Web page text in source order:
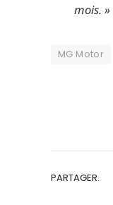
mois. »
MG Motor
PARTAGER.